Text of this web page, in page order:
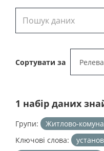
Сортувати за
1 набір даних
Групи:
Житлово-
Ключові слова: